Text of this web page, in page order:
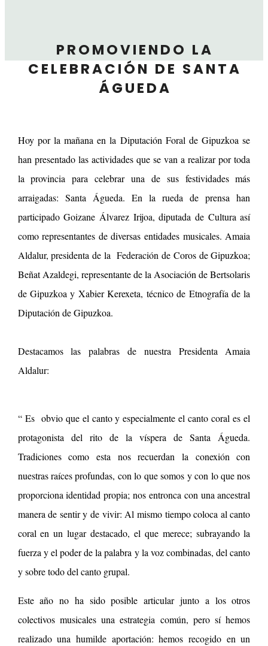
PROMOVIENDO LA
CELEBRACIÓN DE SANTA
ÁGUEDA
Hoy por la mañana en la Diputación Foral de Gipuzkoa se
han presentado las actividades que se van a realizar por toda
la provincia para celebrar una de sus festividades más
arraigadas: Santa Águeda. En la rueda de prensa han
participado Goizane Álvarez Irijoa, diputada de Cultura así
como representantes de diversas entidades musicales. Amaia
Aldalur, presidenta de la Federación de Coros de Gipuzkoa;
Beñat Azaldegi, representante de la Asociación de Bertsolaris
de Gipuzkoa y Xabier Kerexeta, técnico de Etnografía de la
Diputación de Gipuzkoa.
Destacamos las palabras de nuestra Presidenta Amaia
Aldalur:
“ Es obvio que el canto y especialmente el canto coral es el
protagonista del rito de la víspera de Santa Águeda.
Tradiciones como esta nos recuerdan la conexión con
nuestras raíces profundas, con lo que somos y con lo que nos
proporciona identidad propia; nos entronca con una ancestral
manera de sentir y de vivir: Al mismo tiempo coloca al canto
coral en un lugar destacado, el que merece; subrayando la
fuerza y el poder de la palabra y la voz combinadas, del canto
y sobre todo del canto grupal.
Este año no ha sido posible articular junto a los otros
colectivos musicales una estrategia común, pero sí hemos
realizado una humilde aportación: hemos recogido en un